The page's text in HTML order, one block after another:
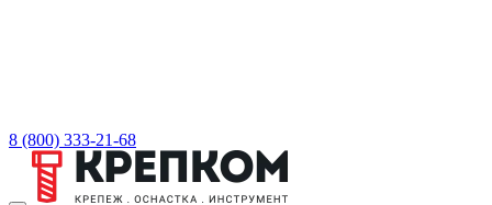
8 (800) 333-21-68